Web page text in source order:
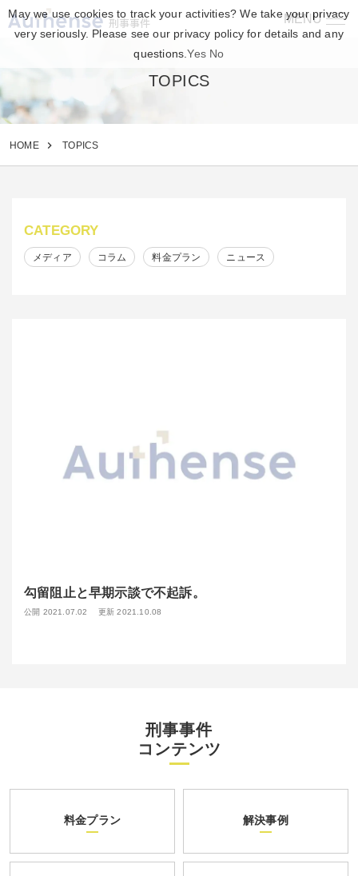
MENU
刑事事件
TOPICS
HOME TOPICS
CATEGORY
メディア コラム 料金プラン ニュース
勾留阻止と早期示談で不起訴。
公開 2021.07.02 更新 2021.10.08
刑事事件
コンテンツ
料金プラン 解決事例
May we use cookies to track your activities? We take your privacy
very seriously. Please see our privacy policy for details and any
questions.Yes No